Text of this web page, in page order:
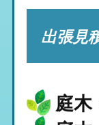
出張見
庭木